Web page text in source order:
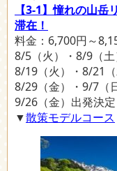
【3-1】憧れの山
滞在！
料金：6,700円～
8/5（火）・8/9（
8/19（火）・8/21
8/29（金）・9/7（
9/26（金）出発決定
▼散策モデルコース